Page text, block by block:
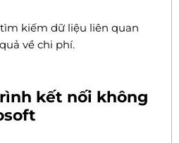
kiếm dữ liệu liên quan
về chi phí.
kết nối không